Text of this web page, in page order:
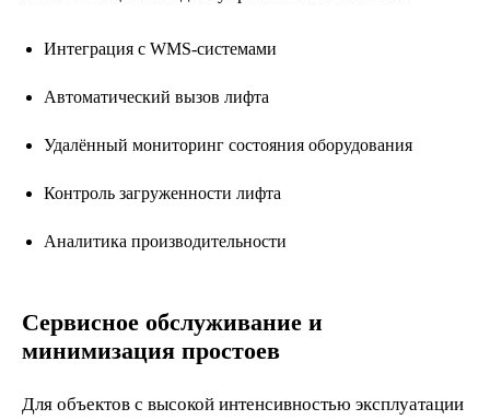
Интеграция с WMS-системами
Автоматический вызов лифта
Удалённый мониторинг состояния оборудования
Контроль загруженности лифта
Аналитика производительности
Сервисное обслуживание и
минимизация простоев
Для объектов с высокой интенсивностью эксплуатации